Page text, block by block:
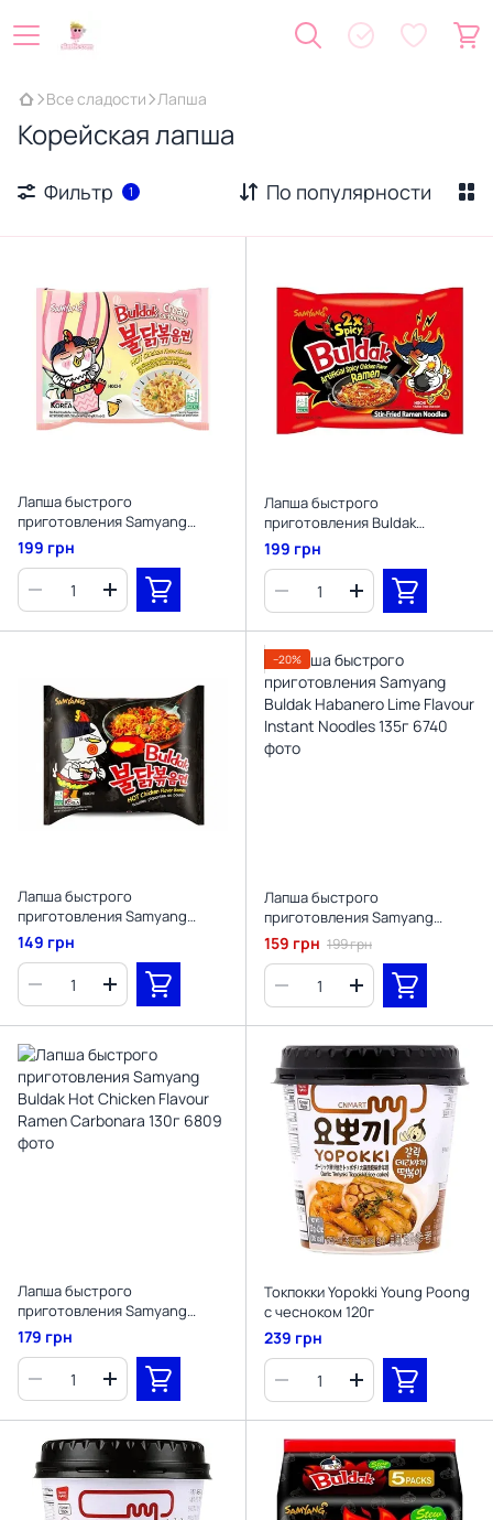
Все сладости Лапша
Корейская лапша
Фильтр 1 По популярности
Лапша быстрого
приготовления Samyang
Buldak Cream Carbonara Hot
Chicken Ramen 140 g
199 грн
Лапша быстрого
приготовления Buldak
Samyang 2x Spicy Hot Chicken
Ramen 140 g
199 грн
Лапша быстрого
приготовления Samyang
Buldak Hot Chicken Flavour
Ramen Non-Vegetarian, 140г
149 грн
−20%
Лапша быстрого
приготовления Samyang
Buldak Habanero Lime Flavour
Instant Noodles 135г
159 грн 199 грн
Лапша быстрого
приготовления Samyang
Buldak Hot Chicken Flavour
Ramen Carbonara 130г
179 грн
Токпокки Yopokki Young Poong
с чесноком 120г
239 грн